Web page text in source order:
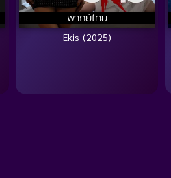
พากย์ไทย
Ekis (2025)